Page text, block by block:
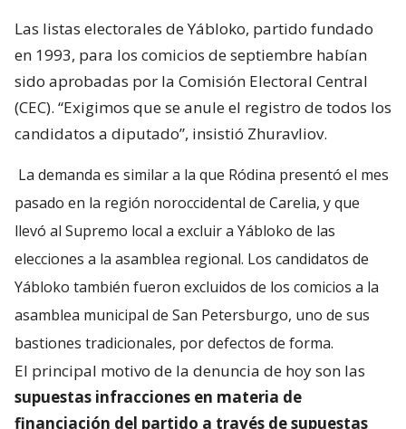
Las listas electorales de Yábloko, partido fundado
en 1993, para los comicios de septiembre habían
sido aprobadas por la Comisión Electoral Central
(CEC). “Exigimos que se anule el registro de todos los
candidatos a diputado”, insistió Zhuravliov.
La demanda es similar a la que Ródina presentó el mes
pasado en la región noroccidental de Carelia, y que
llevó al Supremo local a excluir a Yábloko de las
elecciones a la asamblea regional. Los candidatos de
Yábloko también fueron excluidos de los comicios a la
asamblea municipal de San Petersburgo, uno de sus
bastiones tradicionales, por defectos de forma.
El principal motivo de la denuncia de hoy son las
supuestas infracciones en materia de
financiación del partido a través de supuestas